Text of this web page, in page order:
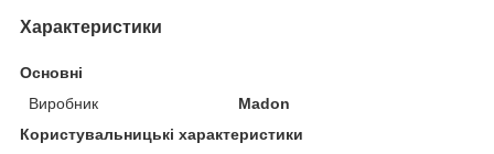
Характеристики
Основні
Виробник
Madon
Користувальницькі характеристики